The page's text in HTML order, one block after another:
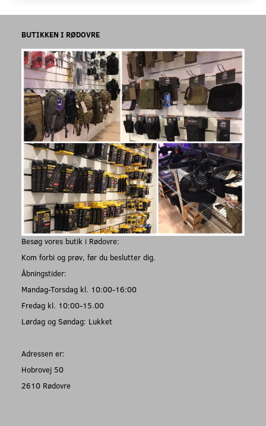
BUTIKKEN I RØDOVRE
Besøg vores butik i Rødovre:
Kom forbi og prøv, før du beslutter dig.
Åbningstider:
Mandag-Torsdag kl. 10:00-16:00
Fredag kl. 10:00-15.00
Lørdag og Søndag: Lukket
Adressen er:
Hobrovej 50
2610 Rødovre